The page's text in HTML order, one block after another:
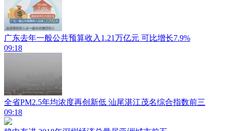
广东去年一般公共预算收入1.21万亿元 可比增长7.9%
09:18
全省PM2.5年均浓度再创新低 汕尾湛江茂名综合指数前三
09:18